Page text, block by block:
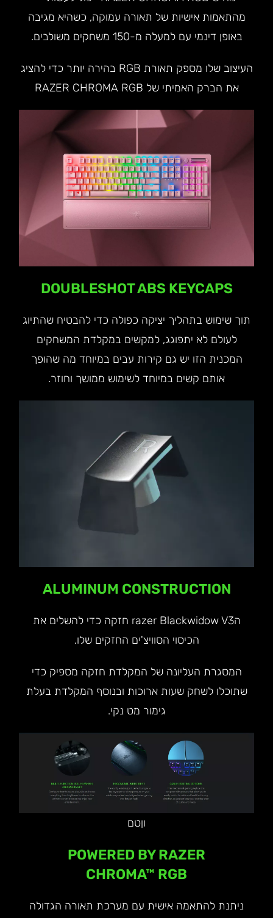
מהתאמות אישיות של תאורה עמוקה, כשהיא מגיבה
באופן דינמי עם למעלה מ-150 משחקים משולבים.
העיצוב שלו מספק תאורת RGB בהירה יותר כדי להציג
את הברק האמיתי של RAZER CHROMA RGB
DOUBLESHOT ABS KEYCAPS
תוך שימוש בתהליך יציקה כפולה כדי להבטיח שהתיוג
לעולם לא יתפוגג, למקשים במקלדת המשחקים
המכנית הזו יש גם קירות עבים במיוחד מה שהופך
אותם קשים במיוחד לשימוש ממושך וחוזר.
ALUMINUM CONSTRUCTION
הrazer Blackwidow V3 חזקה כדי להשלים את
הכיסוי הסוויצ'ים החזקים שלו.
המסגרת העליונה של המקלדת חזקה מספיק כדי
שתוכלו לשחק שעות ארוכות ובנוסף המקלדת בעלת
גימור מט נקי.
וןטם
POWERED BY RAZER
CHROMA™ RGB
ניתנת להתאמה אישית עם מערכת תאורה הגדולה